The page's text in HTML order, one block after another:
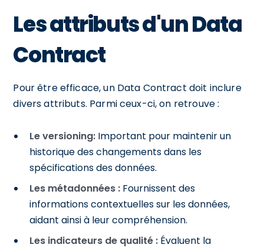
Les attributs d'un Data
Contract
Pour être efficace, un Data Contract doit inclure
divers attributs. Parmi ceux-ci, on retrouve :
Le versioning: Important pour maintenir un
historique des changements dans les
spécifications des données.
Les métadonnées : Fournissent des
informations contextuelles sur les données,
aidant ainsi à leur compréhension.
Les indicateurs de qualité : Évaluent la